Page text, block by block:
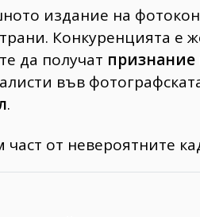
издание на
Конкуренцията е
да получат признание
във
.
от невероятните